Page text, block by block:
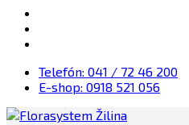
Telefón: 041 / 72 46 200
E-shop: 0918 521 056